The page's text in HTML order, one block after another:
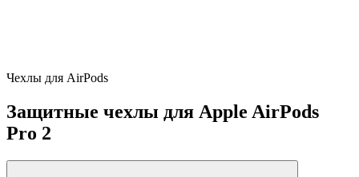
Чехлы для AirPods
Защитные чехлы для Apple AirPods
Pro 2